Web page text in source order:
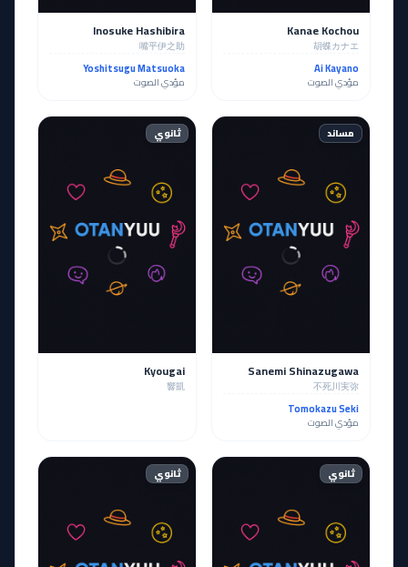
Kanae Kochou
胡蝶カナエ
Ai Kayano
مؤدي الصوت
Inosuke Hashibira
嘴平伊之助
Yoshitsugu Matsuoka
مؤدي الصوت
مساند
Sanemi Shinazugawa
不死川実弥
Tomokazu Seki
مؤدي الصوت
ثانوي
Kyougai
響凱
ثانوي ثانوي